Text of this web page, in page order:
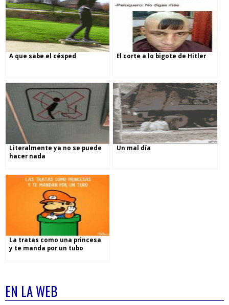
A que sabe el césped El corte a lo bigote de Hitler
Literalmente ya no se puede
hacer nada
Un mal día
La tratas como una princesa
y te manda por un tubo
EN LA WEB